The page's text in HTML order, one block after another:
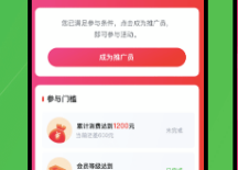
大型多商户
打造多元化大型电商平台
部 > 特色功能
店铺装修
【EWEISHOP】
免费使用